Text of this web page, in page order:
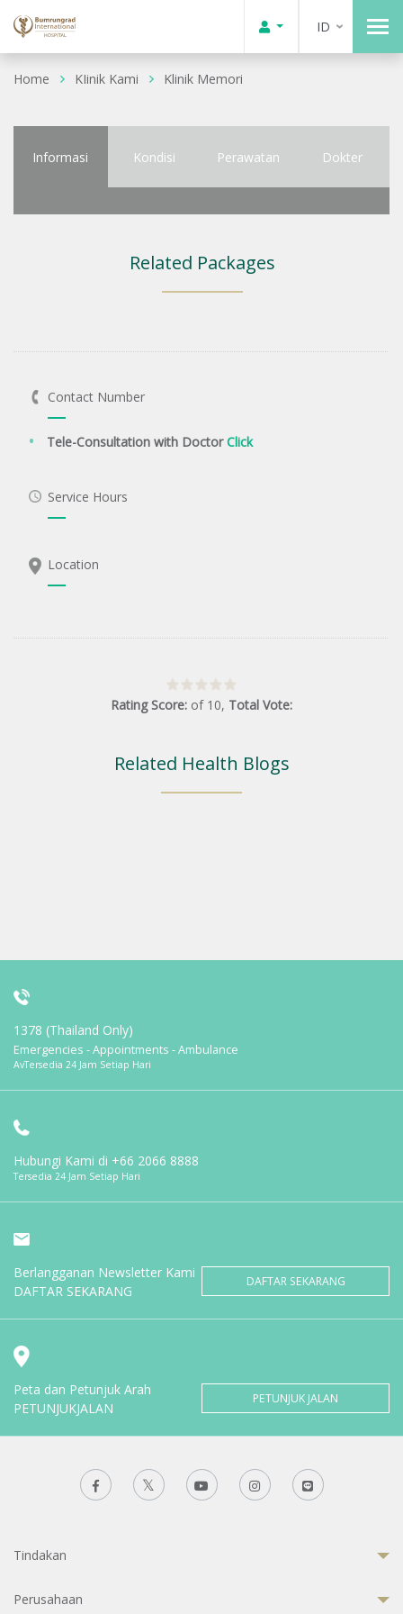
ID
Home KIinik Kami Klinik Memori
Informasi Kondisi Perawatan Dokter
Related Packages
Contact Number
Tele-Consultation with DoctorClick
Service Hours
Location
Rating Score: of 10, Total Vote:
Related Health Blogs
1378 (Thailand Only)
Emergencies - Appointments - Ambulance
AvTersedia 24 Jam Setiap Hari
Hubungi Kami di +66 2066 8888
Tersedia 24 Jam Setiap Hari
Berlangganan Newsletter Kami
DAFTAR SEKARANG
DAFTAR SEKARANG
Peta dan Petunjuk Arah
PETUNJUKJALAN
PETUNJUK JALAN
Tindakan
Perusahaan